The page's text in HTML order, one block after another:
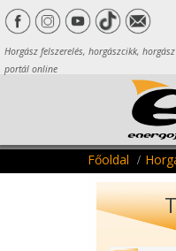
Horgász felszerelés, horgászcikk, horgász
portál online
Főoldal